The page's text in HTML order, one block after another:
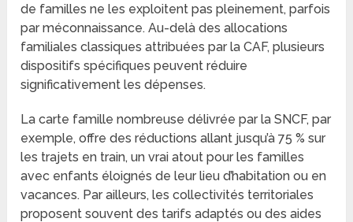
de familles ne les exploitent pas pleinement, parfois
par méconnaissance. Au-delà des allocations
familiales classiques attribuées par la CAF, plusieurs
dispositifs spécifiques peuvent réduire
significativement les dépenses.
La carte famille nombreuse délivrée par la SNCF, par
exemple, offre des réductions allant jusqu’à 75 % sur
les trajets en train, un vrai atout pour les familles
avec enfants éloignés de leur lieu d’habitation ou en
vacances. Par ailleurs, les collectivités territoriales
proposent souvent des tarifs adaptés ou des aides